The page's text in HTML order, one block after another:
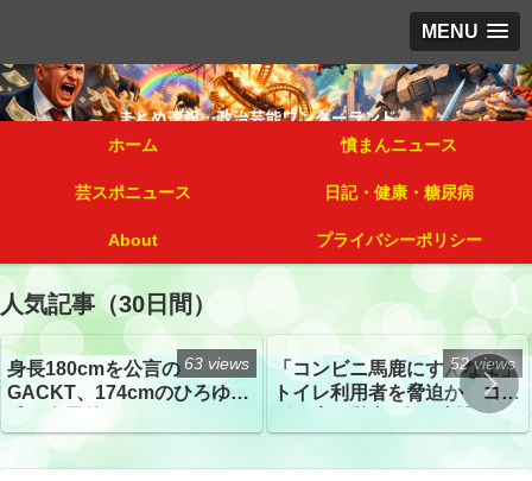
MENU
ホーム 憤まんニュース
芸スポニュース 日記・健康・糖尿病
About プライバシーポリシー
人気記事（30日間）
身長180cmを公言の
GACKT、174cmのひろゆき
トざわつき イベントでの写
真が話題
63 views
「コンビニ馬鹿にすんなよ」
トイレ利用者を脅迫か コン
52 views